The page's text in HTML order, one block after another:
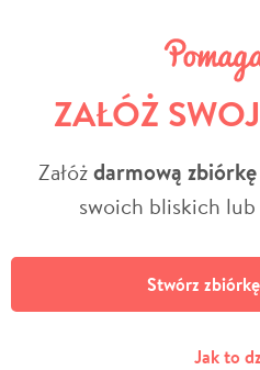
ZAŁÓŻ
Załóżdarmową zbiórkę
swoich bliskich
Stwórz
Jak to